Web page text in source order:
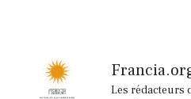
Les rédacteurs